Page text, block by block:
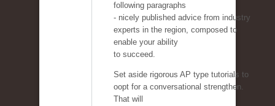
following paragraphs
- nicely published advice from industry
experts in the region, composed to
enable your ability
to succeed.
Set aside rigorous AP type tutorials to
oopt for a conversational strengthen.
That will